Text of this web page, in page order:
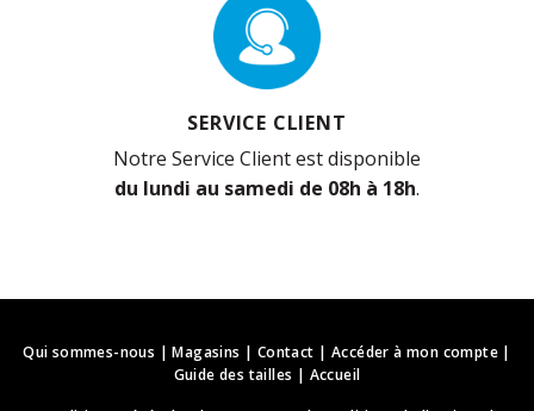
SERVICE CLIENT
Notre Service Client est disponible
du lundi au samedi de 08h à 18h.
Qui sommes-nous |Magasins | Contact | Accéder à mon compte|
Guide des tailles | Accueil